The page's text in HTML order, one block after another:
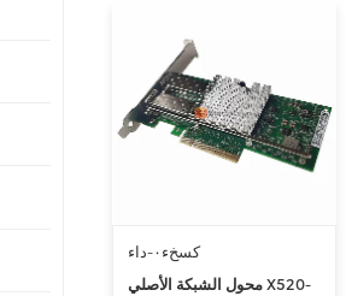
كسخء٠-داء
محول الشبكة الأصلي X520-